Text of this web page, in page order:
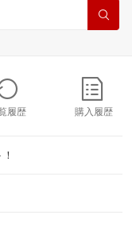
履歴 購入履歴